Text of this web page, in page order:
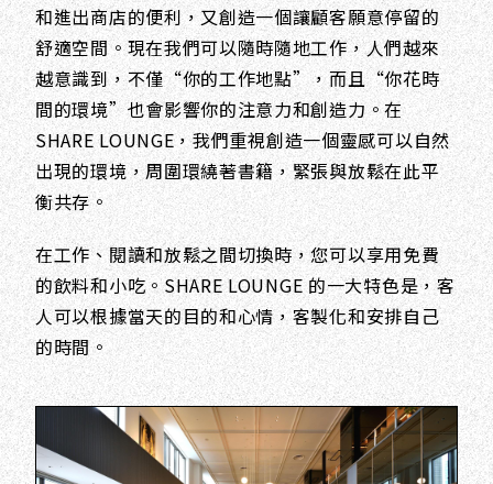
和進出商店的便利，又創造一個讓顧客願意停留的
舒適空間。現在我們可以隨時隨地工作，人們越來
越意識到，不僅“你的工作地點”，而且“你花時
間的環境”也會影響你的注意力和創造力。在
SHARE LOUNGE，我們重視創造一個靈感可以自然
出現的環境，周圍環繞著書籍，緊張與放鬆在此平
衡共存。
在工作、閱讀和放鬆之間切換時，您可以享用免費
的飲料和小吃。SHARE LOUNGE 的一大特色是，客
人可以根據當天的目的和心情，客製化和安排自己
的時間。